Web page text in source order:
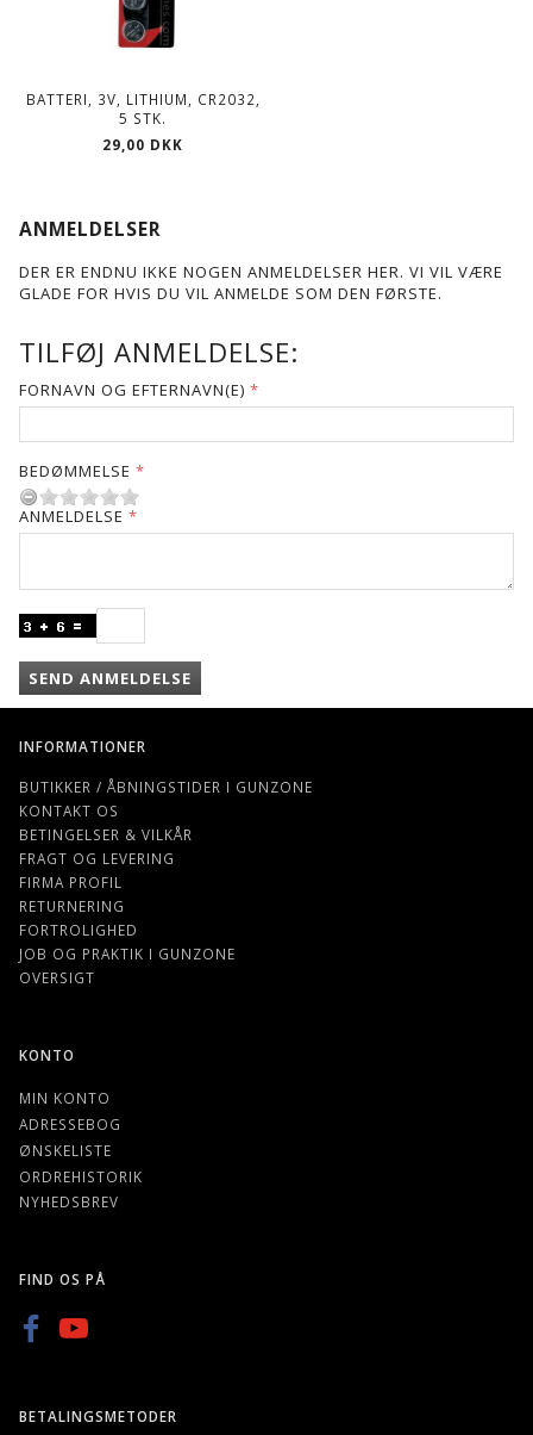
BATTERI, 3V, LITHIUM, CR2032,
5 STK.
29,00 DKK
ANMELDELSER
DER ER ENDNU IKKE NOGEN ANMELDELSER HER. VI VIL VÆRE
GLADE FOR HVIS DU VIL ANMELDE SOM DEN FØRSTE.
TILFØJ ANMELDELSE:
FORNAVN OG EFTERNAVN(E)
BEDØMMELSE
ANMELDELSE
SEND ANMELDELSE
INFORMATIONER
BUTIKKER / ÅBNINGSTIDER I GUNZONE
KONTAKT OS
BETINGELSER & VILKÅR
FRAGT OG LEVERING
FIRMA PROFIL
RETURNERING
FORTROLIGHED
JOB OG PRAKTIK I GUNZONE
OVERSIGT
KONTO
MIN KONTO
ADRESSEBOG
ØNSKELISTE
ORDREHISTORIK
NYHEDSBREV
FIND OS PÅ
BETALINGSMETODER